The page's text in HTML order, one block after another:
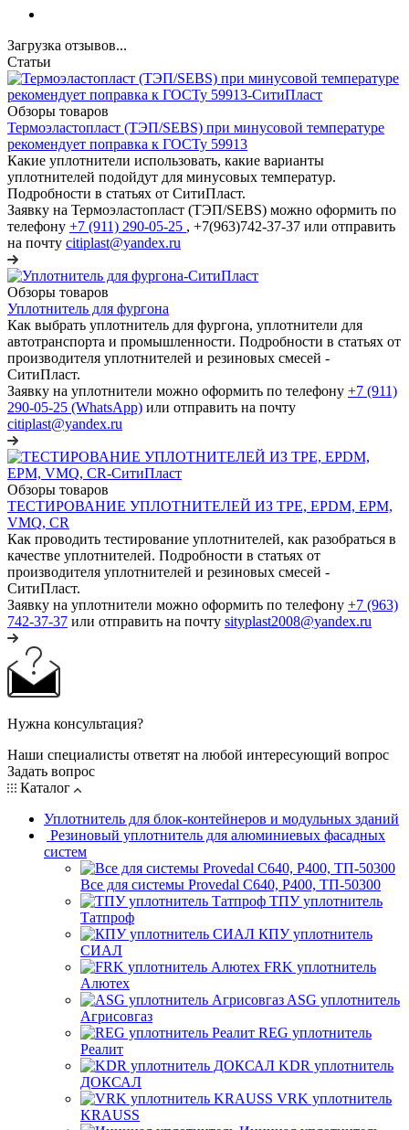
Загрузка отзывов...
Статьи
Обзоры товаров
Термоэластопласт (ТЭП/SEBS) при минусовой температуре
рекомендует поправка к ГОСТу 59913
Какие уплотнители использовать, какие варианты
уплотнителей подойдут для минусовых температур.
Подробности в статьях от СитиПласт.
Заявку на Термоэластопласт (ТЭП/SEBS) можно оформить по
телефону +7 (911) 290-05-25 , +7(963)742-37-37 или отправить
на почту citiplast@yandex.ru
Обзоры товаров
Уплотнитель для фургона
Как выбрать уплотнитель для фургона, уплотнители для
автотранспорта и промышленности. Подробности в статьях от
производителя уплотнителей и резиновых смесей -
СитиПласт.
Заявку на уплотнители можно оформить по телефону +7 (911)
290-05-25 (WhatsApp) или отправить на почту
citiplast@yandex.ru
Обзоры товаров
ТЕСТИРОВАНИЕ УПЛОТНИТЕЛЕЙ ИЗ TPE, EPDM, EPM,
VMQ, CR
Как проводить тестирование уплотнителей, как разобраться в
качестве уплотнителей. Подробности в статьях от
производителя уплотнителей и резиновых смесей -
СитиПласт.
Заявку на уплотнители можно оформить по телефону +7 (963)
742-37-37 или отправить на почту sityplast2008@yandex.ru
Нужна консультация?
Наши специалисты ответят на любой интересующий вопрос
Задать вопрос
Каталог
Уплотнитель для блок-контейнеров и модульных зданий
Резиновый уплотнитель для алюминиевых фасадных
систем
Все для системы Provedal С640, Р400, ТП-50300
ТПУ уплотнитель
Татпроф
КПУ уплотнитель
СИАЛ
FRK уплотнитель
Алютех
ASG уплотнитель
Агрисовгаз
REG уплотнитель
Реалит
KDR уплотнитель
ДОКСАЛ
VRK уплотнитель
KRAUSS